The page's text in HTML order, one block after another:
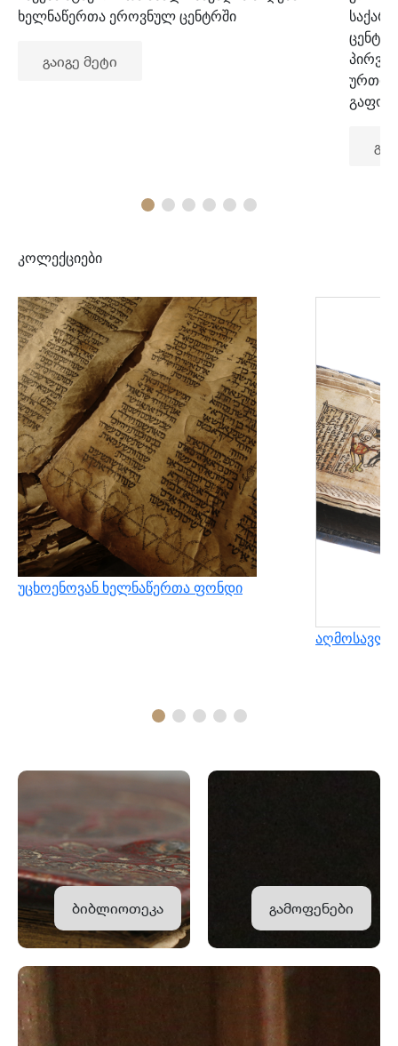
ხელნაწერთა ეროვნულ ცენტრში
გაიგე მეტი
კოლექციები
უცხოენოვან ხელნაწერთა ფონდი
ბიბლიოთეკა გამოფენები